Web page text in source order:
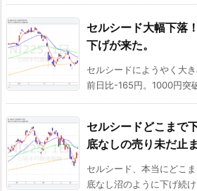
セルシード大幅下落
下げが来た。
セルシードにようやく大
前日比-165円。1000円突
セルシードどこまで
底なしの売り未だ止
セルシード、本当にどこ
底なし沼のように下げ続